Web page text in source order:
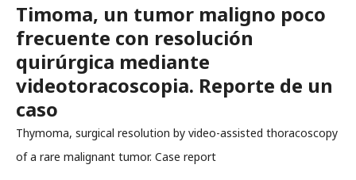
Timoma, un tumor maligno poco
frecuente con resolución
quirúrgica mediante
videotoracoscopia. Reporte de un
caso
Thymoma, surgical resolution by video-assisted thoracoscopy
of a rare malignant tumor. Case report